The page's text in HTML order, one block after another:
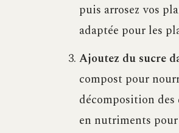
puis arrosez vos
adaptée pour les
Ajoutez du sucre
compost pour
décomposition
en nutriments